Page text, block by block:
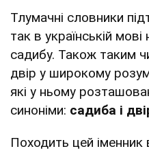
Тлумачні словники
так в українській
садибу. Також таким
двір у широкому
які у ньому
синоніми: садиба і
Походить цей іменник